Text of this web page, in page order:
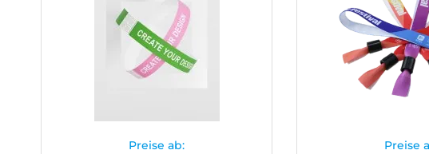
Preise ab: Preise